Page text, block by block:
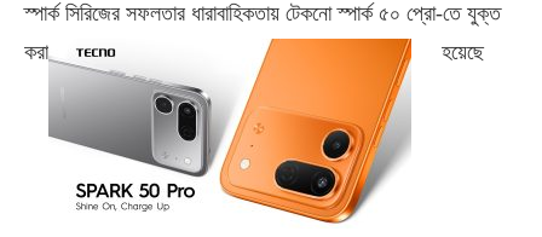
স্পার্ক সিরিজের সফলতার ধারাবাহিকতায় টেকনোস্পার্ক ৫০ প্রো-তে যুক্ত
করা
হয়েছে